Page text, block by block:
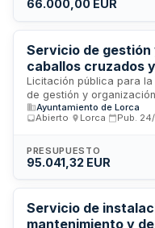
artistas, cosplayers,
informe final de
66.000,00 EUR
Servicio de
caballos cruzados
Rueda -
Licitación pública para
de gestión y
Cruzado en las
Lorca. El servicio
celebración de estos
octubre de 2026. La
gestión de eventos y
correcto desarrollo de
de promoción del sector
Ayuntamiento de Lorca
Abierto
Lorca Pub.
PRESUPUESTO
95.041,32 EUR
Servicio de
mantenimiento y